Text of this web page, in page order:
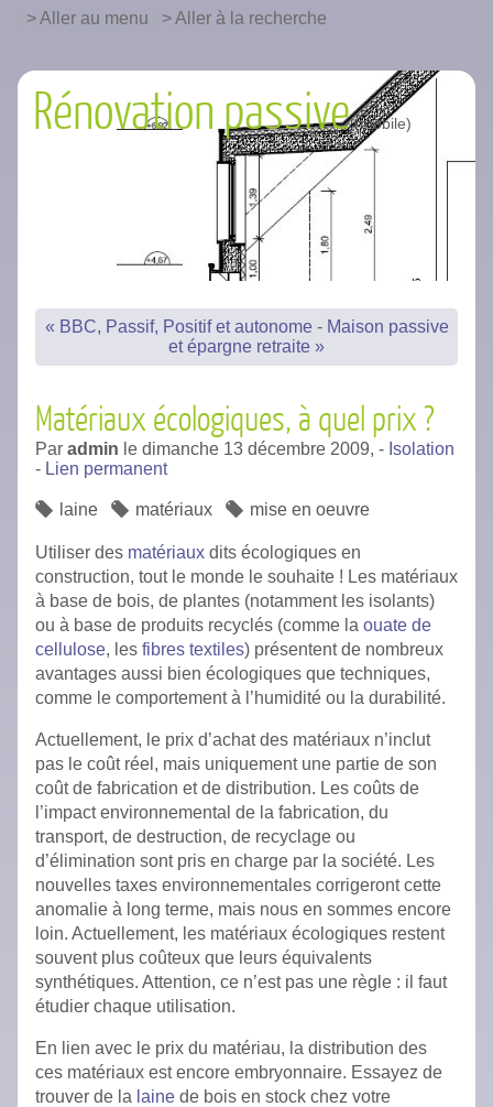
Rénovation passive
Aller au menu Aller à la recherche
« BBC, Passif, Positif et autonome - Maison passive
et épargne retraite »
Matériaux écologiques, à quel prix ?
Par admin le dimanche 13 décembre 2009, - Isolation
- Lien permanent
laine matériaux mise en oeuvre
Utiliser des matériaux dits écologiques en
construction, tout le monde le souhaite ! Les matériaux
à base de bois, de plantes (notamment les isolants)
ou à base de produits recyclés (comme la ouate de
cellulose, les fibres textiles) présentent de nombreux
avantages aussi bien écologiques que techniques,
comme le comportement à l’humidité ou la durabilité.
Actuellement, le prix d’achat des matériaux n’inclut
pas le coût réel, mais uniquement une partie de son
coût de fabrication et de distribution. Les coûts de
l’impact environnemental de la fabrication, du
transport, de destruction, de recyclage ou
d’élimination sont pris en charge par la société. Les
nouvelles taxes environnementales corrigeront cette
anomalie à long terme, mais nous en sommes encore
loin. Actuellement, les matériaux écologiques restent
souvent plus coûteux que leurs équivalents
synthétiques. Attention, ce n’est pas une règle : il faut
étudier chaque utilisation.
En lien avec le prix du matériau, la distribution des
ces matériaux est encore embryonnaire. Essayez de
trouver de la laine de bois en stock chez votre